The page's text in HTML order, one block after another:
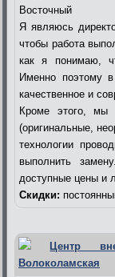
Восточный
Я являюсь
чтобы работа
как я понимаю,
Именно поэтому в
качественное и
Кроме этого, мы
(оригинальные,
технологии
выполнить
доступные цены и
Скидки:
Центр
Волоколамская